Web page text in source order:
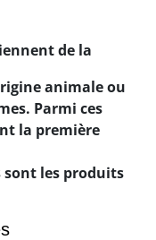
de la
animale ou
Parmi ces
la première
sont les produits